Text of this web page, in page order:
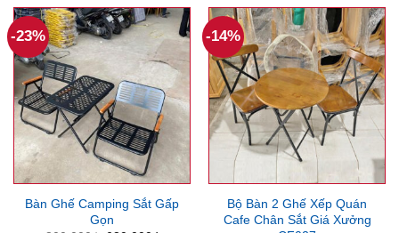
-23%
Bàn Ghế Camping Sắt Gấp
Gọn
-14%
Bộ Bàn 2 Ghế Xếp Quán
Cafe Chân Sắt Giá Xưởng